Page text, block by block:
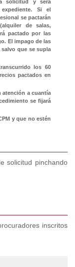
solicitud y será
Si el
se pactarán
de salas,
pactado por las
El impago de las
que se supla
los 60
pactados en
atención a cuantía
se fijará
y que no estén
solicitud pinchando
inscritos